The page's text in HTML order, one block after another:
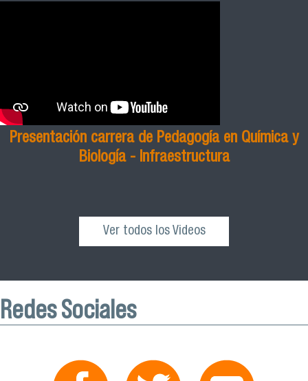
Presentación carrera de Pedagogía en Química y
Biología - Infraestructura
Ver todos los Videos
Redes Sociales